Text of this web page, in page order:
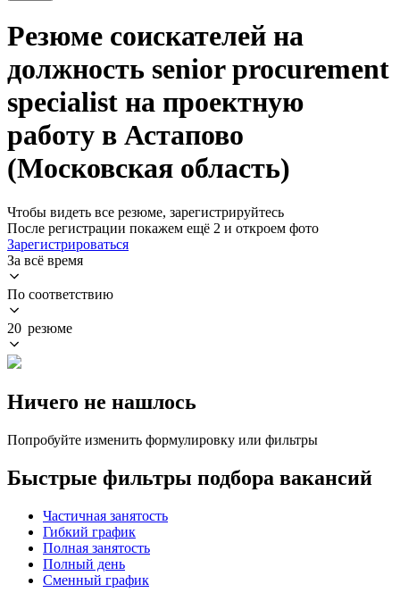
Резюме соискателей на
должность senior procurement
specialist на проектную
работу в Астапово
(Московская область)
Чтобы видеть все резюме, зарегистрируйтесь
После регистрации покажем ещё 2 и откроем фото
Зарегистрироваться
За всё время
По соответствию
20 резюме
Ничего не нашлось
Попробуйте изменить формулировку или фильтры
Быстрые фильтры подбора вакансий
Частичная занятость
Гибкий график
Полная занятость
Полный день
Сменный график